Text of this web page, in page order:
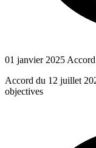
01 janvier 2025 Accord
Accord du 12 juillet
objectives